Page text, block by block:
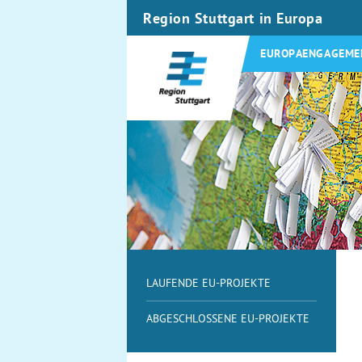
Region Stuttgart in Europa
LAUFENDE EU-PROJEKTE
ABGESCHLOSSENE EU-PROJEKTE